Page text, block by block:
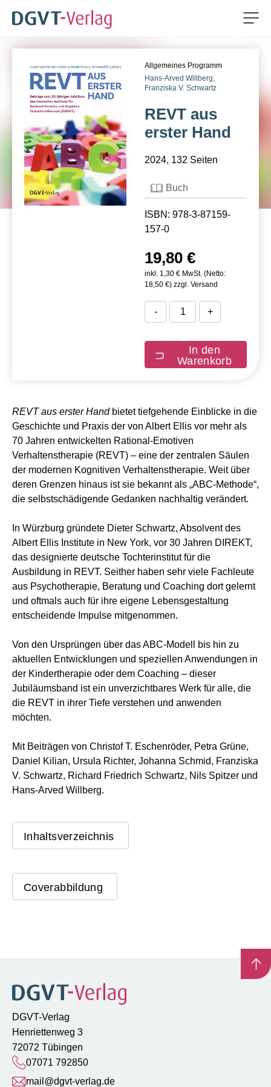
ZUR SUCHE SPRINGEN
Allgemeines Programm
Hans-Arved Willberg,
Franziska V. Schwartz
REVT aus
erster Hand
2024, 132 Seiten
Buch
ISBN: 978-3-87159-
157-0
19,80 €
inkl. 1,30 € MwSt. (Netto:
18,50 €) zzgl. Versand
- +
In den
Warenkorb
REVT aus erster Hand bietet tiefgehende Einblicke in die
Geschichte und Praxis der von Albert Ellis vor mehr als
70 Jahren entwickelten Rational-Emotiven
Verhaltenstherapie (REVT) – eine der zentralen Säulen
der modernen Kognitiven Verhaltenstherapie. Weit über
deren Grenzen hinaus ist sie bekannt als „ABC-Methode“,
die selbstschädigende Gedanken nachhaltig verändert.
In Würzburg gründete Dieter Schwartz, Absolvent des
Albert Ellis Institute in New York, vor 30 Jahren DIREKT,
das designierte deutsche Tochterinstitut für die
Ausbildung in REVT. Seither haben sehr viele Fachleute
aus Psychotherapie, Beratung und Coaching dort gelernt
und oftmals auch für ihre eigene Lebensgestaltung
entscheidende Impulse mitgenommen.
Von den Ursprüngen über das ABC-Modell bis hin zu
aktuellen Entwicklungen und speziellen Anwendungen in
der Kindertherapie oder dem Coaching – dieser
Jubiläumsband ist ein unverzichtbares Werk für alle, die
die REVT in ihrer Tiefe verstehen und anwenden
möchten.
Mit Beiträgen von Christof T. Eschenröder, Petra Grüne,
Daniel Kilian, Ursula Richter, Johanna Schmid, Franziska
V. Schwartz, Richard Friedrich Schwartz, Nils Spitzer und
Hans-Arved Willberg.
Inhaltsverzeichnis
Coverabbildung
DGVT-Verlag
Henriettenweg 3
72072 Tübingen
07071 792850
mail@dgvt-verlag.de